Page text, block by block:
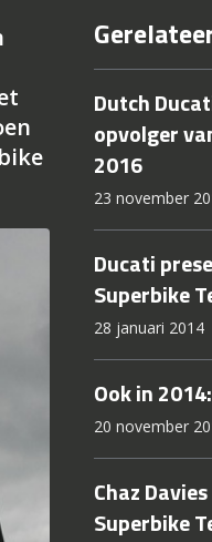
Dutch
opvolger
2016
23 november
Ducati
Superbike
28 januari 2014
Ook in
20 november
Chaz
Superbike